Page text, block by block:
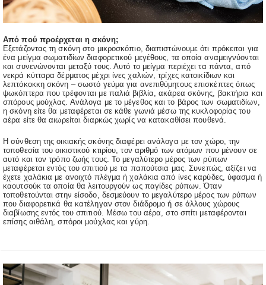
Από πού προέρχεται η σκόνη;
Εξετάζοντας τη σκόνη στο μικροσκόπιο, διαπιστώνουμε ότι πρόκειται για
ένα μείγμα σωματιδίων διαφορετικού μεγέθους, τα οποία αναμειγνύονται
και συνενώνονται μεταξύ τους. Αυτό το μείγμα περιέχει τα πάντα, από
νεκρά κύτταρα δέρματος μέχρι ίνες χαλιών, τρίχες κατοικίδιων και
λεπτόκοκκη σκόνη – σωστό γεύμα για ανεπιθύμητους επισκέπτες όπως
ψωκόπτερα που τρέφονται με παλιά βιβλία, ακάρεα σκόνης, βακτήρια και
σπόρους μούχλας. Ανάλογα με το μέγεθος και το βάρος των σωματιδίων,
η σκόνη είτε θα μεταφέρεται σε κάθε γωνιά μέσω της κυκλοφορίας του
αέρα είτε θα αιωρείται διαρκώς χωρίς να κατακαθίσει πουθενά.
Η σύνθεση της οικιακής σκόνης διαφέρει ανάλογα με τον χώρο, την
τοποθεσία του οικιστικού κτιρίου, τον αριθμό των ατόμων που μένουν σε
αυτό και τον τρόπο ζωής τους. Το μεγαλύτερο μέρος των ρύπων
μεταφέρεται εντός του σπιτιού με τα παπούτσια μας. Συνεπώς, αξίζει να
έχετε χαλάκια με ανοιχτό πλέγμα ή χαλάκια από ίνες καρύδες, ύφασμα ή
καουτσούκ τα οποία θα λειτουργούν ως παγίδες ρύπων. Όταν
τοποθετούνται στην είσοδο, δεσμεύουν το μεγαλύτερο μέρος των ρύπων
που διαφορετικά θα κατέληγαν στον διάδρομο ή σε άλλους χώρους
διαβίωσης εντός του σπιτιού. Μέσω του αέρα, στο σπίτι μεταφέρονται
επίσης αιθάλη, σπόροι μούχλας και γύρη.